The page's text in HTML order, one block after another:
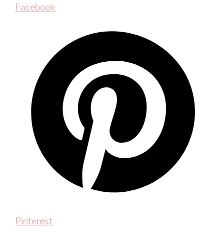
Facebook
Pinterest